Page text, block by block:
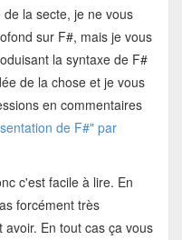
la secte, je ne vous
sur F#, mais je vous
la syntaxe de F#
de la chose et je vous
en commentaires
de F#" par
c'est facile à lire. En
forcément très
En tout cas ça vous